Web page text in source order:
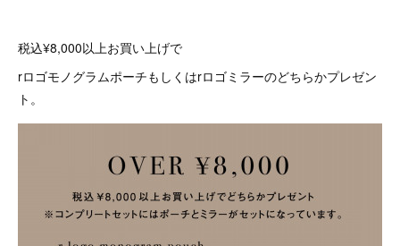
税込¥8,000以上お買い上げで
rロゴモノグラムポーチもしくはrロゴミラーのどちらかプレゼン
ト。